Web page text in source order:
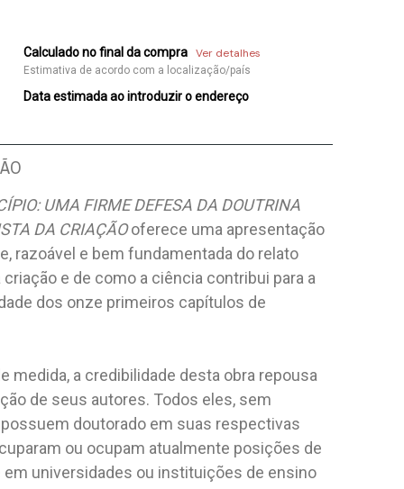
Calculado no final da compra Ver detalhes
Estimativa de acordo com a localização/país
Data estimada ao introduzir o endereço
UMA FIRME DEFESA DA DOUTRINA
DA CRIAÇÃOoferece uma apresentação
razoável e bem fundamentada do relato
criação e de como a ciência contribui para a
dos onze primeiros capítulos de
medida, a credibilidade desta obra repousa
de seus autores. Todos eles, sem
doutorado em suas respectivas
ou ocupam atualmente posições de
em universidades ou instituições de ensino